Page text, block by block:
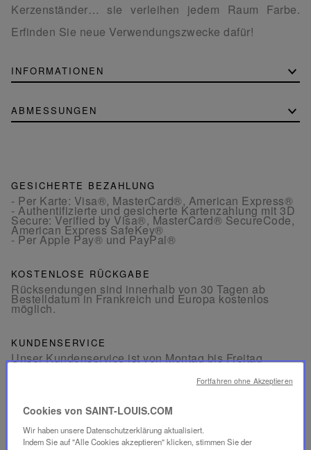
Kerzenständer… sie verleihen jedem Raum Farbe.
Erfinden Sie neue Verwendungszwecke dafür!
INFORMATIONEN
ABMESSUNGEN
GESICHERTE BEZAHLUNG
- Per Karte: Visa®, MasterCard®, American Express®
- Authentifizierte und gesicherte Kartenzahlung mit 3D
Secure: Verified by Visa®, MasterCard® SecureCode,
American Express SafeKey®
- Per Apple Pay® und PayPal®
KOSTENLOSE RÜCKGABE
Rücksendungen sind innerhalb von 30 Tagen ab
Bestelldatum in Frankreich und Europa kostenlos
möglich.
KUNDENSERVICE
Unser Kundenservice ist von Montag bis Freitag
zwischen 10:00 und 18:00 Uhr erreichbar.
Cookies von SAINT-LOUIS.COM
Wir haben unsere Datenschutzerklärung aktualisiert.
Indem Sie auf "Alle Cookies akzeptieren" klicken, stimmen Sie der
Fortfahren ohne Akzeptieren